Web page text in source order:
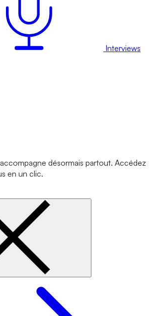
Interviews
désormais partout. Accédez
en un clic.